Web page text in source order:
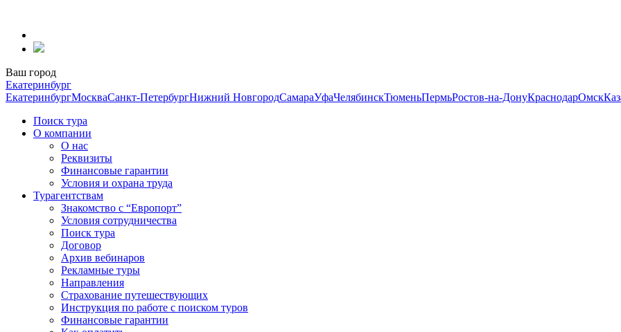
содержанию
Ваш город
Екатеринбург
ЕкатеринбургМоскваСанкт-ПетербургНижний НовгородСамараУфаЧелябинскТюменьПермьРостов-на-ДонуКраснодарОмск
Поиск тура
О компании
О нас
Реквизиты
Финансовые гарантии
Условия и охрана труда
Турагентствам
Знакомство с “Европорт”
Условия сотрудничества
Поиск тура
Договор
Архив вебинаров
Рекламные туры
Направления
Страхование путешествующих
Инструкция по работе с поиском туров
Финансовые гарантии